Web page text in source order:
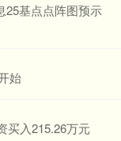
25基点点阵图预示
始
买入215.26万元